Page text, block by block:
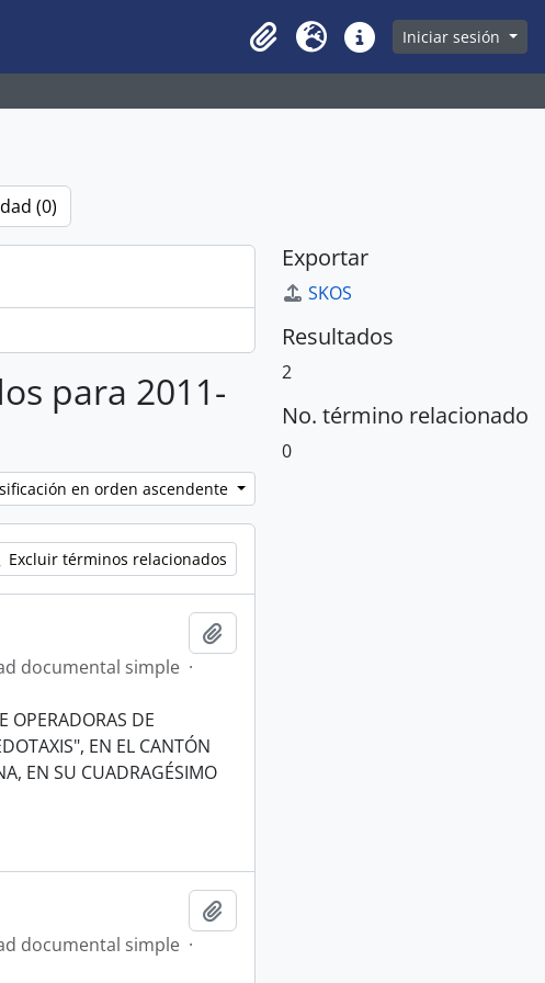
Clipboard
Idioma Enlaces rápidos
Iniciar sesión
(0)
para 2011-
en orden ascendente
Excluir términos relacionados
documental simple ·
OPERADORAS DE
EN EL CANTÓN
EN SU CUADRAGÉSIMO
documental simple ·
Exportar
SKOS
Resultados
2
No. término relacionado
0